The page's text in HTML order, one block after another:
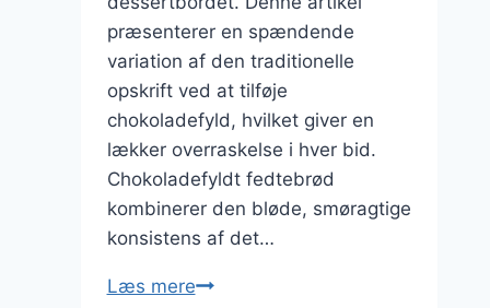
præsenterer en spændende
variation af den traditionelle
opskrift ved at tilføje
chokoladefyld, hvilket giver en
lækker overraskelse i hver bid.
Chokoladefyldt fedtebrød
kombinerer den bløde, smøragtige
konsistens af det…
Læs mereChokoladefyldt